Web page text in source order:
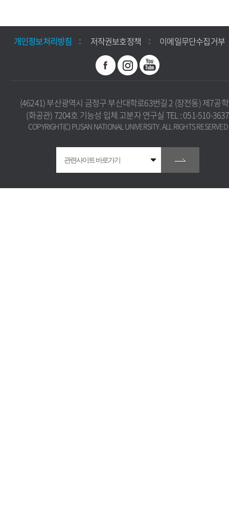
개인정보처리방침 저작권보호정책 이메일무단수집거부
(46241) 부산광역시 금정구 부산대학로63번길 2 (장전동) 제7공
(화공관) 7204호 기능성 입체 고분자 연구실 TEL : 051-510-3637
COPYRIGHT(C) PUSAN NATIONAL UNIVERSITY. ALL RIGHTS RESERVED